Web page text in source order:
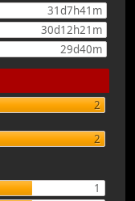
31d7h41m
30d12h21m
29d40m
2
2
1